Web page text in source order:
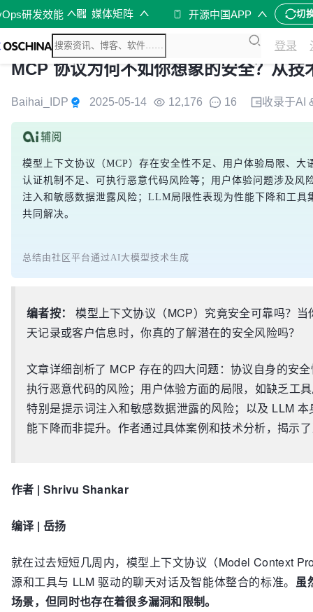
研发效能 媒体矩阵 开源中国APP 切
登录
MCP 协议为何不如你想象的安全？从技
Baihai_IDP 2025-05-14 12,176 16 收录于AI
模型上下文协议（MCP）存在安全性不足、用户体验局限、
认证机制不足、可执行恶意代码风险等；用户体验问题涉及
注入和敏感数据泄露风险；LLM局限性表现为性能下降和工
共同解决。
总结由社区平台通过AI大模型技术生成
编者按：
模型上下文协议（MCP）究竟安全可靠吗？
天记录或客户信息时，你真的了解潜在的安全风险吗？
文章详细剖析了 MCP 存在的四大问题：协议自身的安
执行恶意代码的风险；用户体验方面的局限，如缺乏工
特别是提示词注入和敏感数据泄露的风险；以及 LLM
能下降而非提升。作者通过具体案例和技术分析，揭示
作者 | Shrivu Shankar
编译 | 岳扬
就在过去短短几周内，模型上下文协议（Model Context
源和工具与 LLM 驱动的聊天对话及智能体整合的标准。 虽
场景，但同时也存在着很多漏洞和限制。